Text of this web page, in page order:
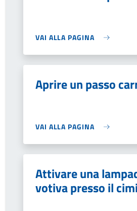
VAI ALLA PAGINA
Aprire un passo
VAI ALLA PAGINA
Attivare una
votiva presso il